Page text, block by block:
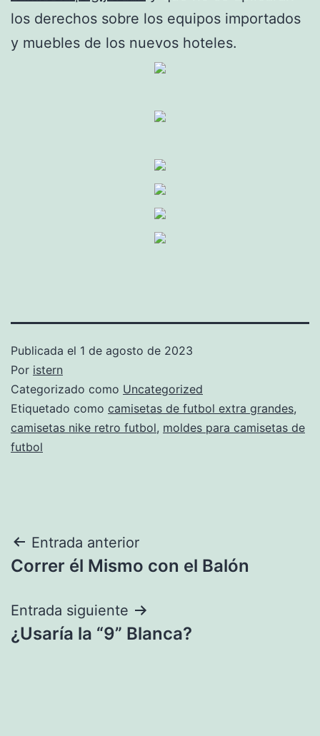
los derechos sobre los equipos importados
y muebles de los nuevos hoteles.
Publicada el 1 de agosto de 2023
Por istern
Categorizado como Uncategorized
Etiquetado como camisetas de futbol extra grandes,
camisetas nike retro futbol, moldes para camisetas de
futbol
Navegación
de
entradas
Entrada anterior
Correr él Mismo con el Balón
Entrada siguiente
¿Usaría la “9” Blanca?